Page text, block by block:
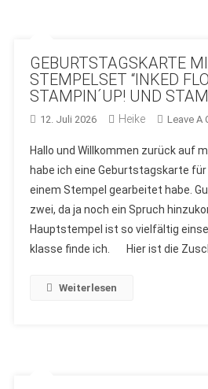
GEBURTSTAGSKARTE
STEMPELSET “INKED
STAMPIN´UP! UND
12. Juli 2026 Heike Leave A
Hallo und Willkommen zurück auf
habe ich eine Geburtstagskarte
einem Stempel gearbeitet habe.
zwei, da ja noch ein Spruch
Hauptstempel ist so vielfältig
klasse finde ich. Hier ist die
Weiterlesen